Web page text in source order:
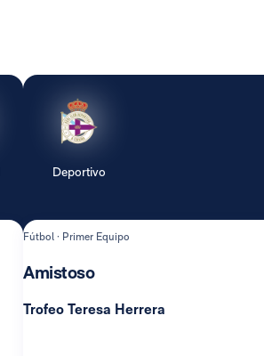
Deportivo
Fútbol · Primer Equipo
Amistoso
Trofeo Teresa Herrera